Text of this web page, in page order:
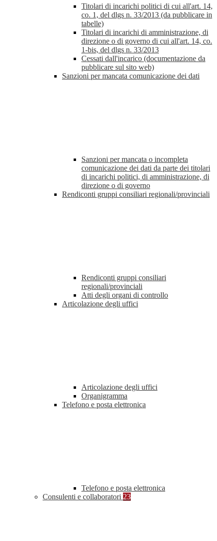
Titolari di incarichi politici di cui all'art. 14,
co. 1, del dlgs n. 33/2013 (da pubblicare in
tabelle)
Titolari di incarichi di amministrazione, di
direzione o di governo di cui all'art. 14, co.
1-bis, del dlgs n. 33/2013
Cessati dall'incarico (documentazione da
pubblicare sul sito web)
Sanzioni per mancata comunicazione dei dati
Sanzioni per mancata o incompleta
comunicazione dei dati da parte dei titolari
di incarichi politici, di amministrazione, di
direzione o di governo
Rendiconti gruppi consiliari regionali/provinciali
Rendiconti gruppi consiliari
regionali/provinciali
Atti degli organi di controllo
Articolazione degli uffici
Articolazione degli uffici
Organigramma
Telefono e posta elettronica
Telefono e posta elettronica
Consulenti e collaboratori 23